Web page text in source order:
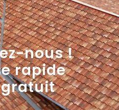
nous !
rapide